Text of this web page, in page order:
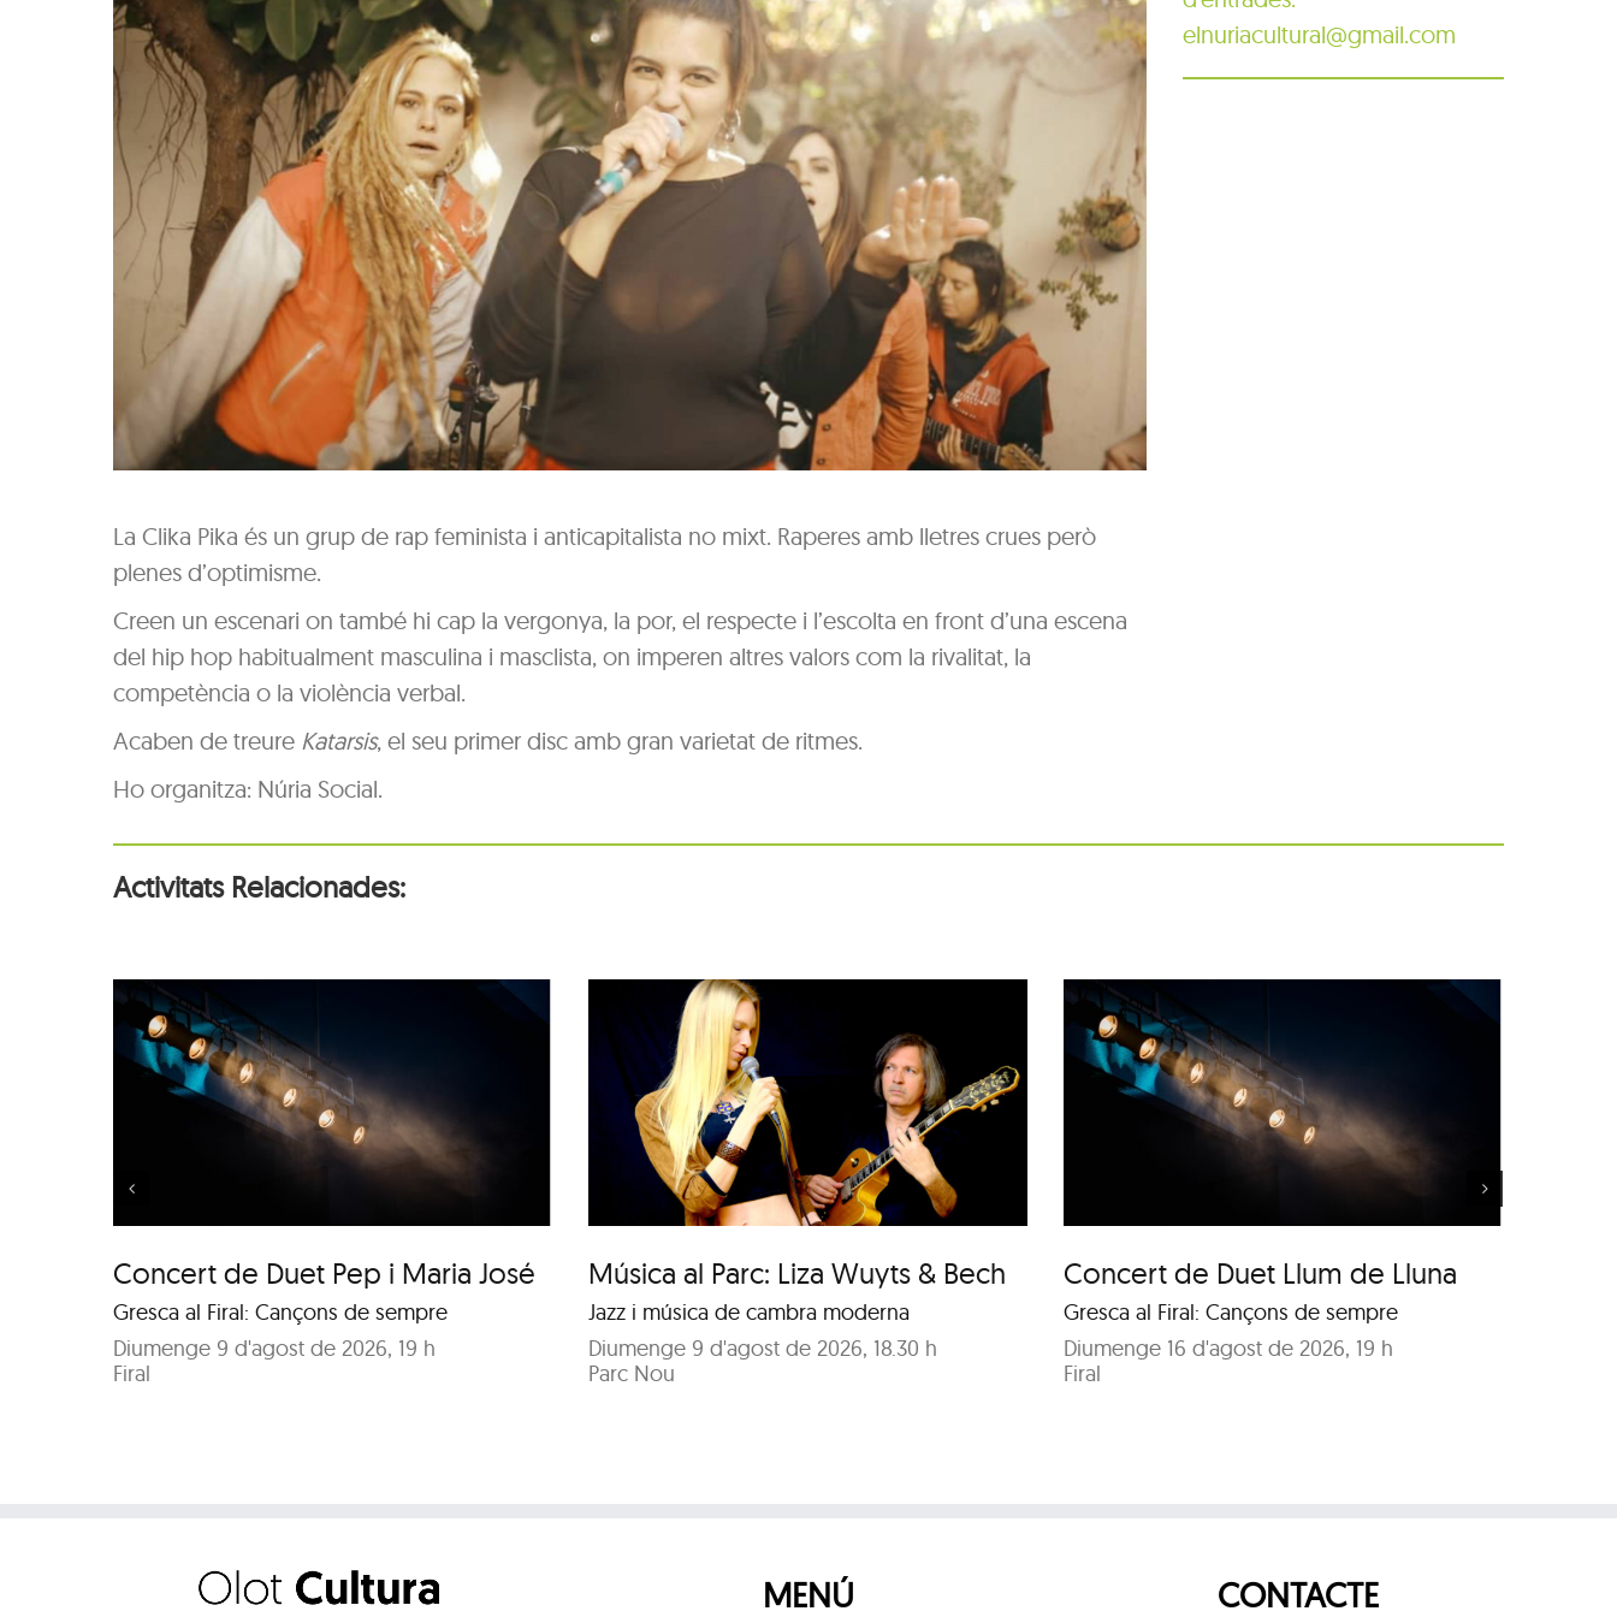
La Clika Pika és un grup de rap feminista i anticapitalista no mixt. Raperes amb lletres crues però
plenes d’optimisme.
Creen un escenari on també hi cap la vergonya, la por, el respecte i l’escolta en front d’una escena
del hip hop habitualment masculina i masclista, on imperen altres valors com la rivalitat, la
competència o la violència verbal.
Acaben de treure Katarsis, el seu primer disc amb gran varietat de ritmes.
Ho organitza: Núria Social.
elnuriacultural@gmail.com
Activitats Relacionades:
Concert de Duet Pep i Maria José
Gresca al Firal: Cançons de sempre
Diumenge 9 d'agost de 2026, 19 h
Firal
Música al Parc: Liza
Wuyts & Bech
Música al Parc: Liza Wuyts & Bech
Jazz i música de cambra moderna
Diumenge 9 d'agost de 2026, 18.30 h
Parc Nou
Concert de Duet Llum
de Lluna
Concert de Duet Llum de Lluna
Gresca al Firal: Cançons de sempre
Diumenge 16 d'agost de 2026, 19 h
Firal
Música al Parc: Punch
Trio vs. Samuel Marthe
MENÚ CONTACTE